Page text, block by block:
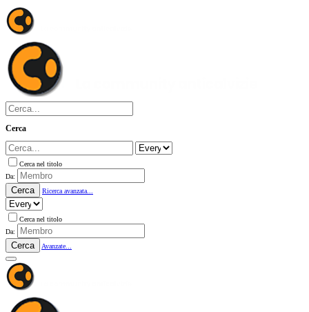
Cerca
Cerca nel titolo
Da:
Cerca Ricerca avanzata...
Cerca nel titolo
Da:
Cerca Avanzate...